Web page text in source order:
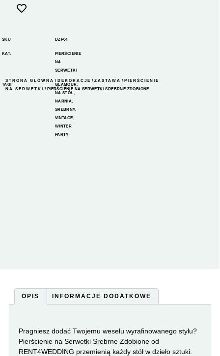
SKU DZP04
KAT.
PIERŚCIENIE
NA
SERWETKI
TAGI GLAMOUR,
NA STÓŁ,
NARNIA,
SREBRNY,
VINTAGE,
WINTER
PARTY
STRONA GŁÓWNA / DEKORACJE /ZASTAWA / PIERŚCIENIE
NA SERWETKI
/ PIERŚCIENIE NA SERWETKI SREBRNE ZDOBIONE
OPIS INFORMACJE DODATKOWE
Pragniesz dodać Twojemu weselu wyrafinowanego stylu?
Pierścienie na Serwetki Srebrne Zdobione od
RENT4WEDDING przemienią każdy stół w dzieło sztuki.